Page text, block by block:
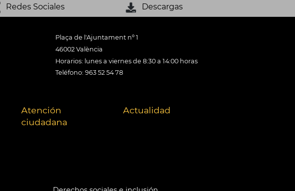
Redes Sociales Descargas
Plaça de l'Ajuntament nº 1
46002 València
Horarios: lunes a viernes de 8:30 a 14:00 horas
Teléfono: 963 52 54 78
Atención
ciudadana
Actualidad